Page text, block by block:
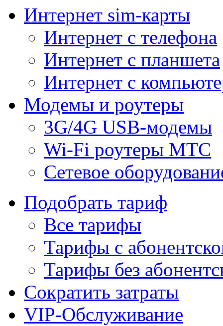
Интернет sim-карты
Интернет с телефона
Интернет с планшета
Интернет с
Модемы и роутеры
3G/4G USB-модемы
Wi-Fi роутеры МТС
Сетевое
Подобрать тариф
Все тарифы
Тарифы с
Тарифы без
Сократить затраты
VIP-Обслуживание